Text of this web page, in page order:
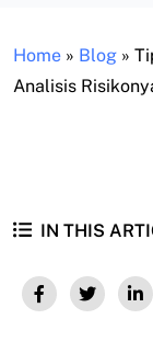
Home » Blog »
Analisis
IN THIS